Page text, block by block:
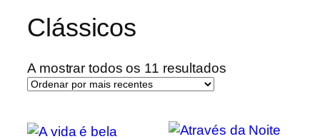
Clássicos
A mostrar todos os 11 resultadosOrdenado
recentes